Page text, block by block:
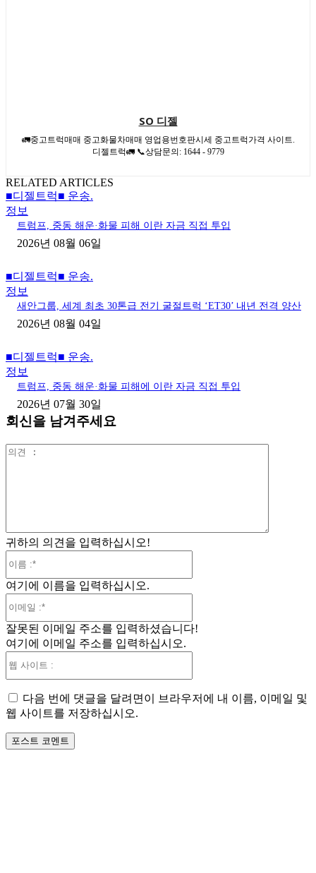
SO 디젤
🚛중고트럭매매 중고화물차매매 영업용번호판시세 중고트럭가격 사이트.
디젤트럭🚛 📞상담문의: 1644 - 9779
RELATED ARTICLES
■디젤트럭■ 운송.
정보
트럼프, 중동 해운·화물 피해 이란 자금 직접 투입
2026년 08월 06일
■디젤트럭■ 운송.
정보
새안그룹, 세계 최초 30톤급 전기 굴절트럭 ‘ET30’ 내년 전격 양산
2026년 08월 04일
■디젤트럭■ 운송.
정보
트럼프, 중동 해운·화물 피해에 이란 자금 직접 투입
2026년 07월 30일
회신을 남겨주세요
귀하의 의견을 입력하십시오!
여기에 이름을 입력하십시오.
일
잘못된 이메일 주소를 입력하셨습니다!
여기에 이메일 주소를 입력하십시오.
트
다음 번에 댓글을 달려면이 브라우저에 내 이름, 이메일 및
웹 사이트를 저장하십시오.